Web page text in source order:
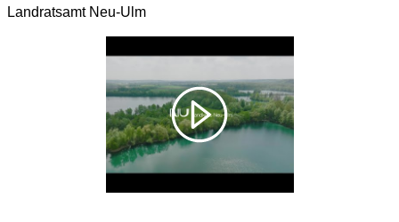
Landratsamt Neu-Ulm